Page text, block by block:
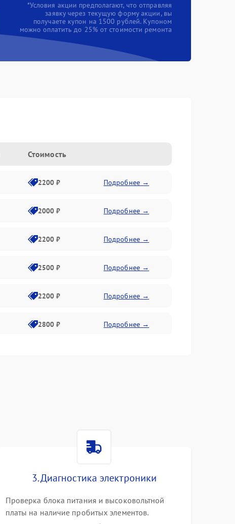
*Условия акции предполагают, что отправляя
заявку через текущую форму акции, вы
получаете купон на 1500 рублей. Купоном
можно оплатить до 25% от стоимости ремонта
Стоимость
2200 ₽ Подробнее →
2000 ₽ Подробнее →
2200 ₽ Подробнее →
2500 ₽ Подробнее →
2200 ₽ Подробнее →
2800 ₽ Подробнее →
3. Диагностика электроники
Проверка блока питания и высоковольтной
платы на наличие пробитых элементов.